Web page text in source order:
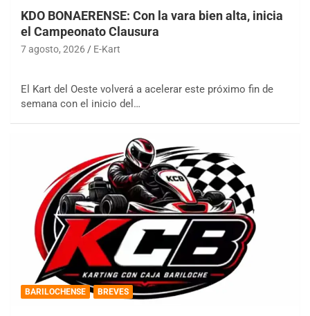
KDO BONAERENSE: Con la vara bien alta, inicia
el Campeonato Clausura
7 agosto, 2026 E-Kart
El Kart del Oeste volverá a acelerar este próximo fin de
semana con el inicio del…
BARILOCHENSE BREVES